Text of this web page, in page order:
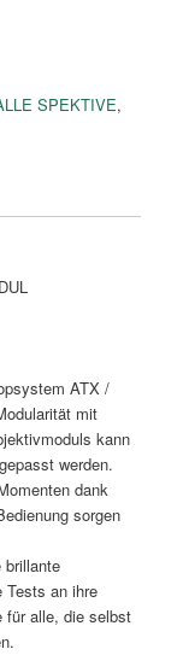
SPEKTIVE,
ATX /
mit
kann
werden.
dank
sorgen
brillante
Tests an ihre
für alle, die selbst